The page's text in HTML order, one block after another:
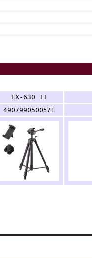
EX-630 II
4907990500571